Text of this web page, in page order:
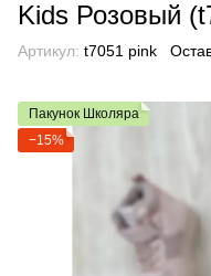
Kids Розовый
Артикул: t7051 pink
Пакунок Школяра
−15%